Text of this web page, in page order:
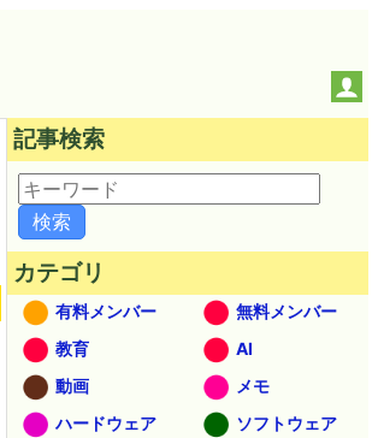
記事検索
カテゴリ
有料メンバー
無料メンバー
教育
AI
動画
メモ
ハードウェア
ソフトウェア